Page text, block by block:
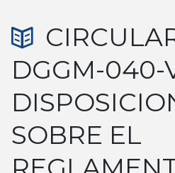
DGGM-040-
SOBRE EL